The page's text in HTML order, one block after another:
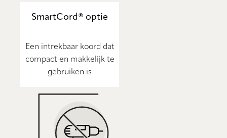
SmartCord® optie
Een intrekbaar koord dat
compact en makkelijk te
gebruiken is